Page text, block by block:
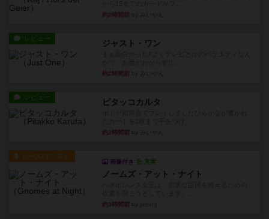
約2時間前
レビュー ジャスト・ワン
約2時間前
レビュー ピタッコカルタ
約2時間前
ルール/インスト
画像付き 充実
ノームズ・アット・ナイト
約3時間前